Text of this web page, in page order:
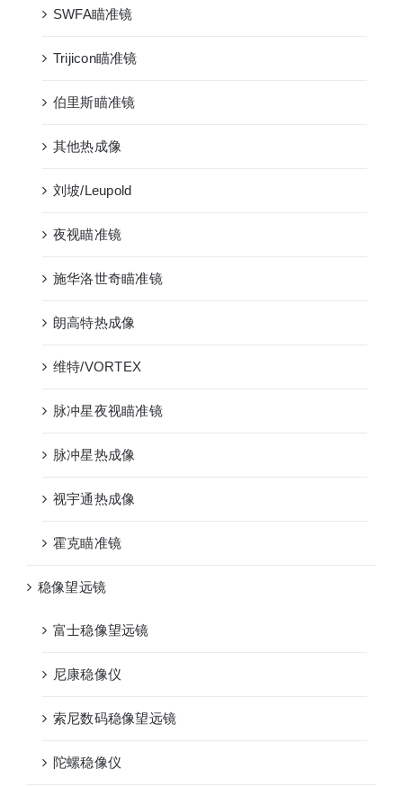
SWFA瞄准镜
Trijicon瞄准镜
伯里斯瞄准镜
其他热成像
刘坡/Leupold
夜视瞄准镜
施华洛世奇瞄准镜
朗高特热成像
维特/VORTEX
脉冲星夜视瞄准镜
脉冲星热成像
视宇通热成像
霍克瞄准镜
稳像望远镜
富士稳像望远镜
尼康稳像仪
索尼数码稳像望远镜
陀螺稳像仪